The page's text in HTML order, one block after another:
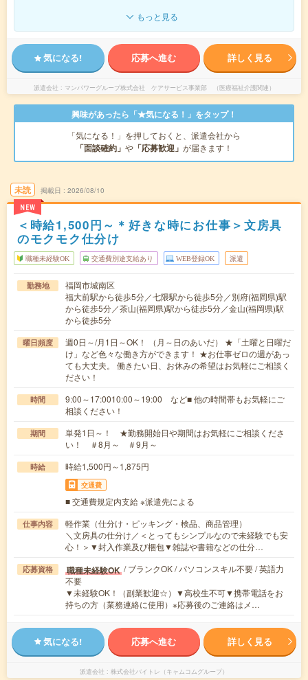
もっと見る
気になる! 応募へ進む 詳しく見る
派遣会社 マンパワーグループ株式会社 ケアサービス事業部 （医療福祉介護関連）
興味があったら「★気になる！」をタップ！
「気になる！」を押しておくと、派遣会社から
「面談確約」 や 「応募歓迎」 が届きます！
未読
NEW
掲載日 2026/08/10
＜時給1,500円～＊好きな時にお仕事＞文房具
のモクモク仕分け
職種未経験OK 交通費別途支給あり WEB登録OK 派遣
勤務地
福岡市城南区
福大前駅から徒歩5分／七隈駅から徒歩5分／別府(福岡県)駅
から徒歩5分／茶山(福岡県)駅から徒歩5分／金山(福岡県)駅
から徒歩5分
曜日頻度
週0日～/月1日～OK！ （月～日のあいだ） ★「土曜と日曜だ
け」など色々な働き方ができます！ ★お仕事ゼロの週があっ
ても大丈夫。 働きたい日、お休みの希望はお気軽にご相談く
ださい！
時間
9:00～17:0010:00～19:00 など■ 他の時間帯もお気軽にご
相談ください！
期間
単発1日～！ ★勤務開始日や期間はお気軽にご相談くださ
い！ ＃8月～ ＃9月～
時給 時給1,500円～1,875円
交通費
■ 交通費規定内支給 ※派遣先による
仕事内容
軽作業（仕分け・ピッキング・検品、商品管理）
＼文房具の仕分け／＜とってもシンプルなので未経験でも安
心！＞▼封入作業及び梱包▼雑誌や書籍などの仕分…
応募資格 職種未経験OK / ブランクOK / パソコンスキル不要 / 英語力
不要
▼未経験OK！（副業歓迎☆）▼高校生不可▼携帯電話をお
持ちの方（業務連絡に使用）※応募後のご連絡はメ…
気になる! 応募へ進む 詳しく見る
派遣会社 株式会社バイトレ（キャムコムグループ）